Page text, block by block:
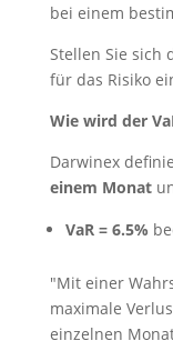
bei einem
Stellen Sie sich
für das Risiko
Wie wird der
Darwinex
einem Monat
VaR = 6.5%
"Mit einer
maximale
einzelnen